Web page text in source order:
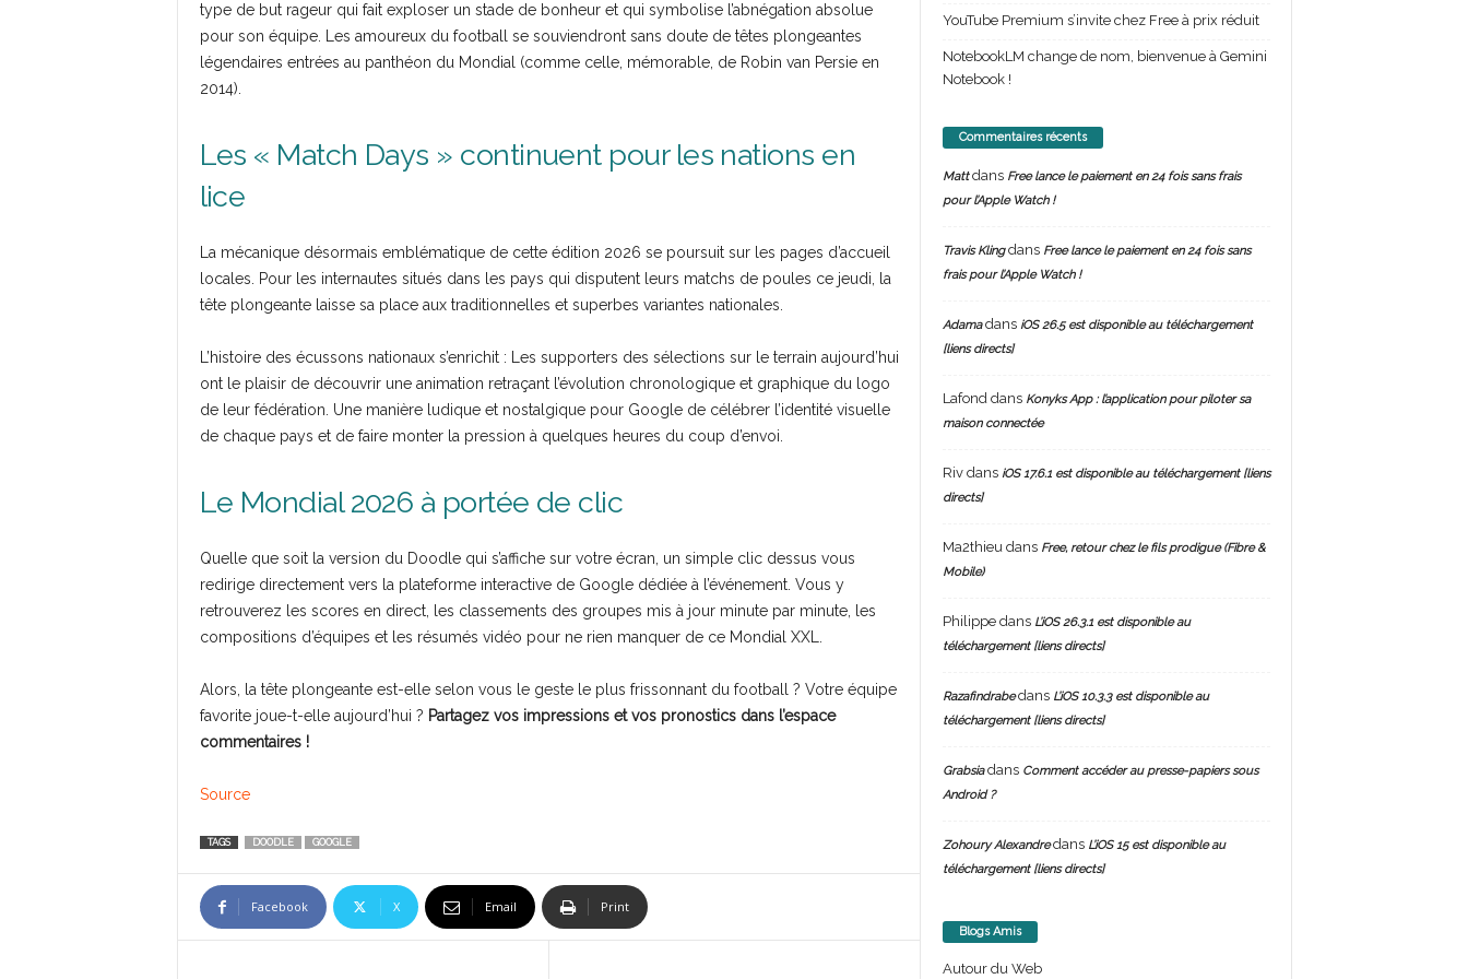
type de but rageur qui fait exploser un stade de bonheur et qui symbolise l’abnégation absolue
pour son équipe. Les amoureux du football se souviendront sans doute de têtes plongeantes
légendaires entrées au panthéon du Mondial (comme celle, mémorable, de Robin van Persie en
2014).
Les « Match Days » continuent pour les nations en
lice
La mécanique désormais emblématique de cette édition 2026 se poursuit sur les pages d’accueil
locales. Pour les internautes situés dans les pays qui disputent leurs matchs de poules ce jeudi, la
tête plongeante laisse sa place aux traditionnelles et superbes variantes nationales.
L’histoire des écussons nationaux s’enrichit : Les supporters des sélections sur le terrain aujourd’hui
ont le plaisir de découvrir une animation retraçant l’évolution chronologique et graphique du logo
de leur fédération. Une manière ludique et nostalgique pour Google de célébrer l’identité visuelle
de chaque pays et de faire monter la pression à quelques heures du coup d’envoi.
Le Mondial 2026 à portée de clic
Quelle que soit la version du Doodle qui s’affiche sur votre écran, un simple clic dessus vous
redirige directement vers la plateforme interactive de Google dédiée à l’événement. Vous y
retrouverez les scores en direct, les classements des groupes mis à jour minute par minute, les
compositions d’équipes et les résumés vidéo pour ne rien manquer de ce Mondial XXL.
Alors, la tête plongeante est-elle selon vous le geste le plus frissonnant du football ? Votre équipe
favorite joue-t-elle aujourd’hui ? Partagez vos impressions et vos pronostics dans l’espace
commentaires !
Source
TAGS DOODLE GOOGLE
Facebook X Email Print
YouTube Premium s’invite chez Free à prix réduit
NotebookLM change de nom, bienvenue à Gemini
Notebook !
Commentaires récents
Mattdans Free lance le paiement en 24 fois sans frais
pour l’Apple Watch !
Travis Klingdans Free lance le paiement en 24 fois sans
frais pour l’Apple Watch !
Adamadans iOS 26.5 est disponible au téléchargement
[liens directs]
Lafond dans Konyks App : l’application pour piloter sa
maison connectée
Rivdans iOS 17.6.1 est disponible au téléchargement [liens
directs]
Ma2thieu dans Free, retour chez le fils prodigue (Fibre &
Mobile)
Philippedans L’iOS 26.3.1 est disponible au
téléchargement [liens directs]
Razafindrabedans L’iOS 10.3.3 est disponible au
téléchargement [liens directs]
Grabsiadans Comment accéder au presse-papiers sous
Android ?
Zohoury Alexandredans L’iOS 15 est disponible au
téléchargement [liens directs]
Blogs Amis
Autour du Web